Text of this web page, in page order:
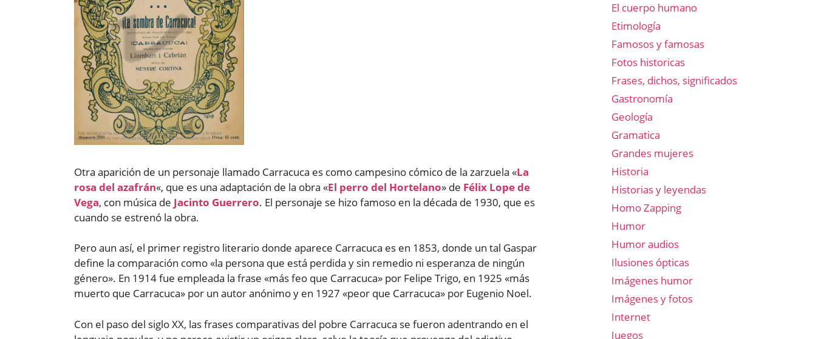
Otra aparición de un personaje llamado Carracuca es como campesino cómico de la zarzuela «La
rosa del azafrán«, que es una adaptación de la obra «El perro del Hortelano» de Félix Lope de
Vega, con música de Jacinto Guerrero. El personaje se hizo famoso en la década de 1930, que es
cuando se estrenó la obra.
Pero aun así, el primer registro literario donde aparece Carracuca es en 1853, donde un tal Gaspar
define la comparación como «la persona que está perdida y sin remedio ni esperanza de ningún
género». En 1914 fue empleada la frase «más feo que Carracuca» por Felipe Trigo, en 1925 «más
muerto que Carracuca» por un autor anónimo y en 1927 «peor que Carracuca» por Eugenio Noel.
Con el paso del siglo XX, las frases comparativas del pobre Carracuca se fueron adentrando en el
El cuerpo humano
Etimología
Famosos y famosas
Fotos historicas
Frases, dichos, significados
Gastronomía
Geología
Gramatica
Grandes mujeres
Historia
Historias y leyendas
Homo Zapping
Humor
Humor audios
Ilusiones ópticas
Imágenes humor
Imágenes y fotos
Internet
Juegos